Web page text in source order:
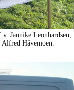
Jannike Leonhardsen,
Håvemoen.